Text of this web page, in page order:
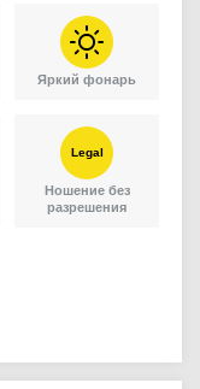
Яркий фонарь
Legal
Ношение без
разрешения